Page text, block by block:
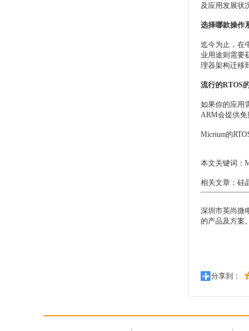
及应用发展状
选择哪款操作
迄今为止，在
业用途则需要
理器架构迁移
流行的RTOS
如果你的应用
ARM会提供免
Micrium的
本文关键词：
相关文章： 硅
深圳市英尚微
的产品及方案。
分享到：